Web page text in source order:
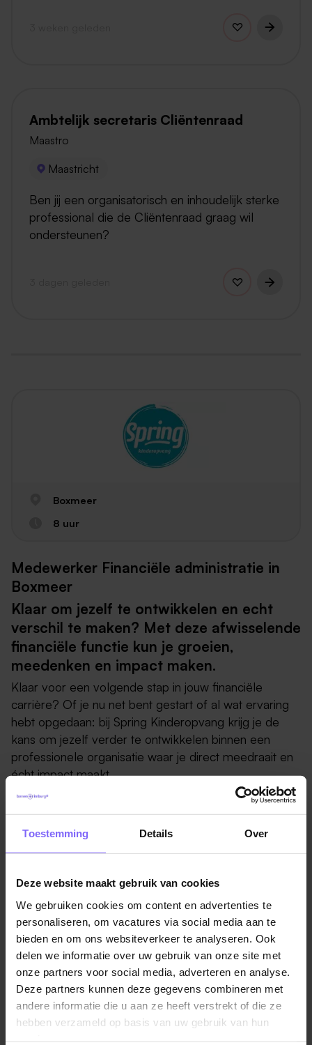
Toestemming Details Over
Deze website maakt gebruik van cookies
We gebruiken cookies om content en advertenties te
personaliseren, om vacatures via social media aan te
bieden en om ons websiteverkeer te analyseren. Ook
delen we informatie over uw gebruik van onze site met
onze partners voor social media, adverteren en analyse.
Deze partners kunnen deze gegevens combineren met
andere informatie die u aan ze heeft verstrekt of die ze
hebben verzameld op basis van uw gebruik van hun
Ambtelijk secretaris Cliëntenraad
Maastro
Maastricht
Ben jij een organisatorisch en inhoudelijk sterke
professional die de Cliëntenraad graag wil
ondersteunen?
Boxmeer
8 uur
Medewerker Financiële administratie in
Boxmeer
Klaar om jezelf te ontwikkelen en echt
verschil te maken? Met deze afwisselende
financiële functie kun je groeien,
meedenken en impact maken.
Klaar voor een volgende stap in jouw financiële
carrière? Of je nu net bent gestart of al wat ervaring
hebt opgedaan: bij Spring Kinderopvang krijg je de
kans om jezelf verder te ontwikkelen binnen een
professionele organisatie waar je direct meedraait en
écht impact maakt.
Als medewerker financiële administratie zorg jij samen
financieel op orde is. Je ondersteunt bij controles,
een kloppende administratie en verwerkt facturen.
zo leuk.
Je krijgt de ruimte om jezelf verder te ontwikkelen
binnen het financiële vakgebied en steeds meer
verantwoordelijkheid op te pakken. Daarbij werk je
nauw samen met ervaren collega’s die graag met je
meedenken, kennis delen en samenwerken belangrijk